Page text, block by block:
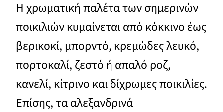
Η χρωματική παλέτα των σημερινών
ποικιλιών κυμαίνεται από κόκκινο έως
βερικοκί, μπορντό, κρεμώδες λευκό,
πορτοκαλί, ζεστό ή απαλό ροζ,
κανελί, κίτρινο και δίχρωμες ποικιλίες.
Επίσης, τα αλεξανδρινά